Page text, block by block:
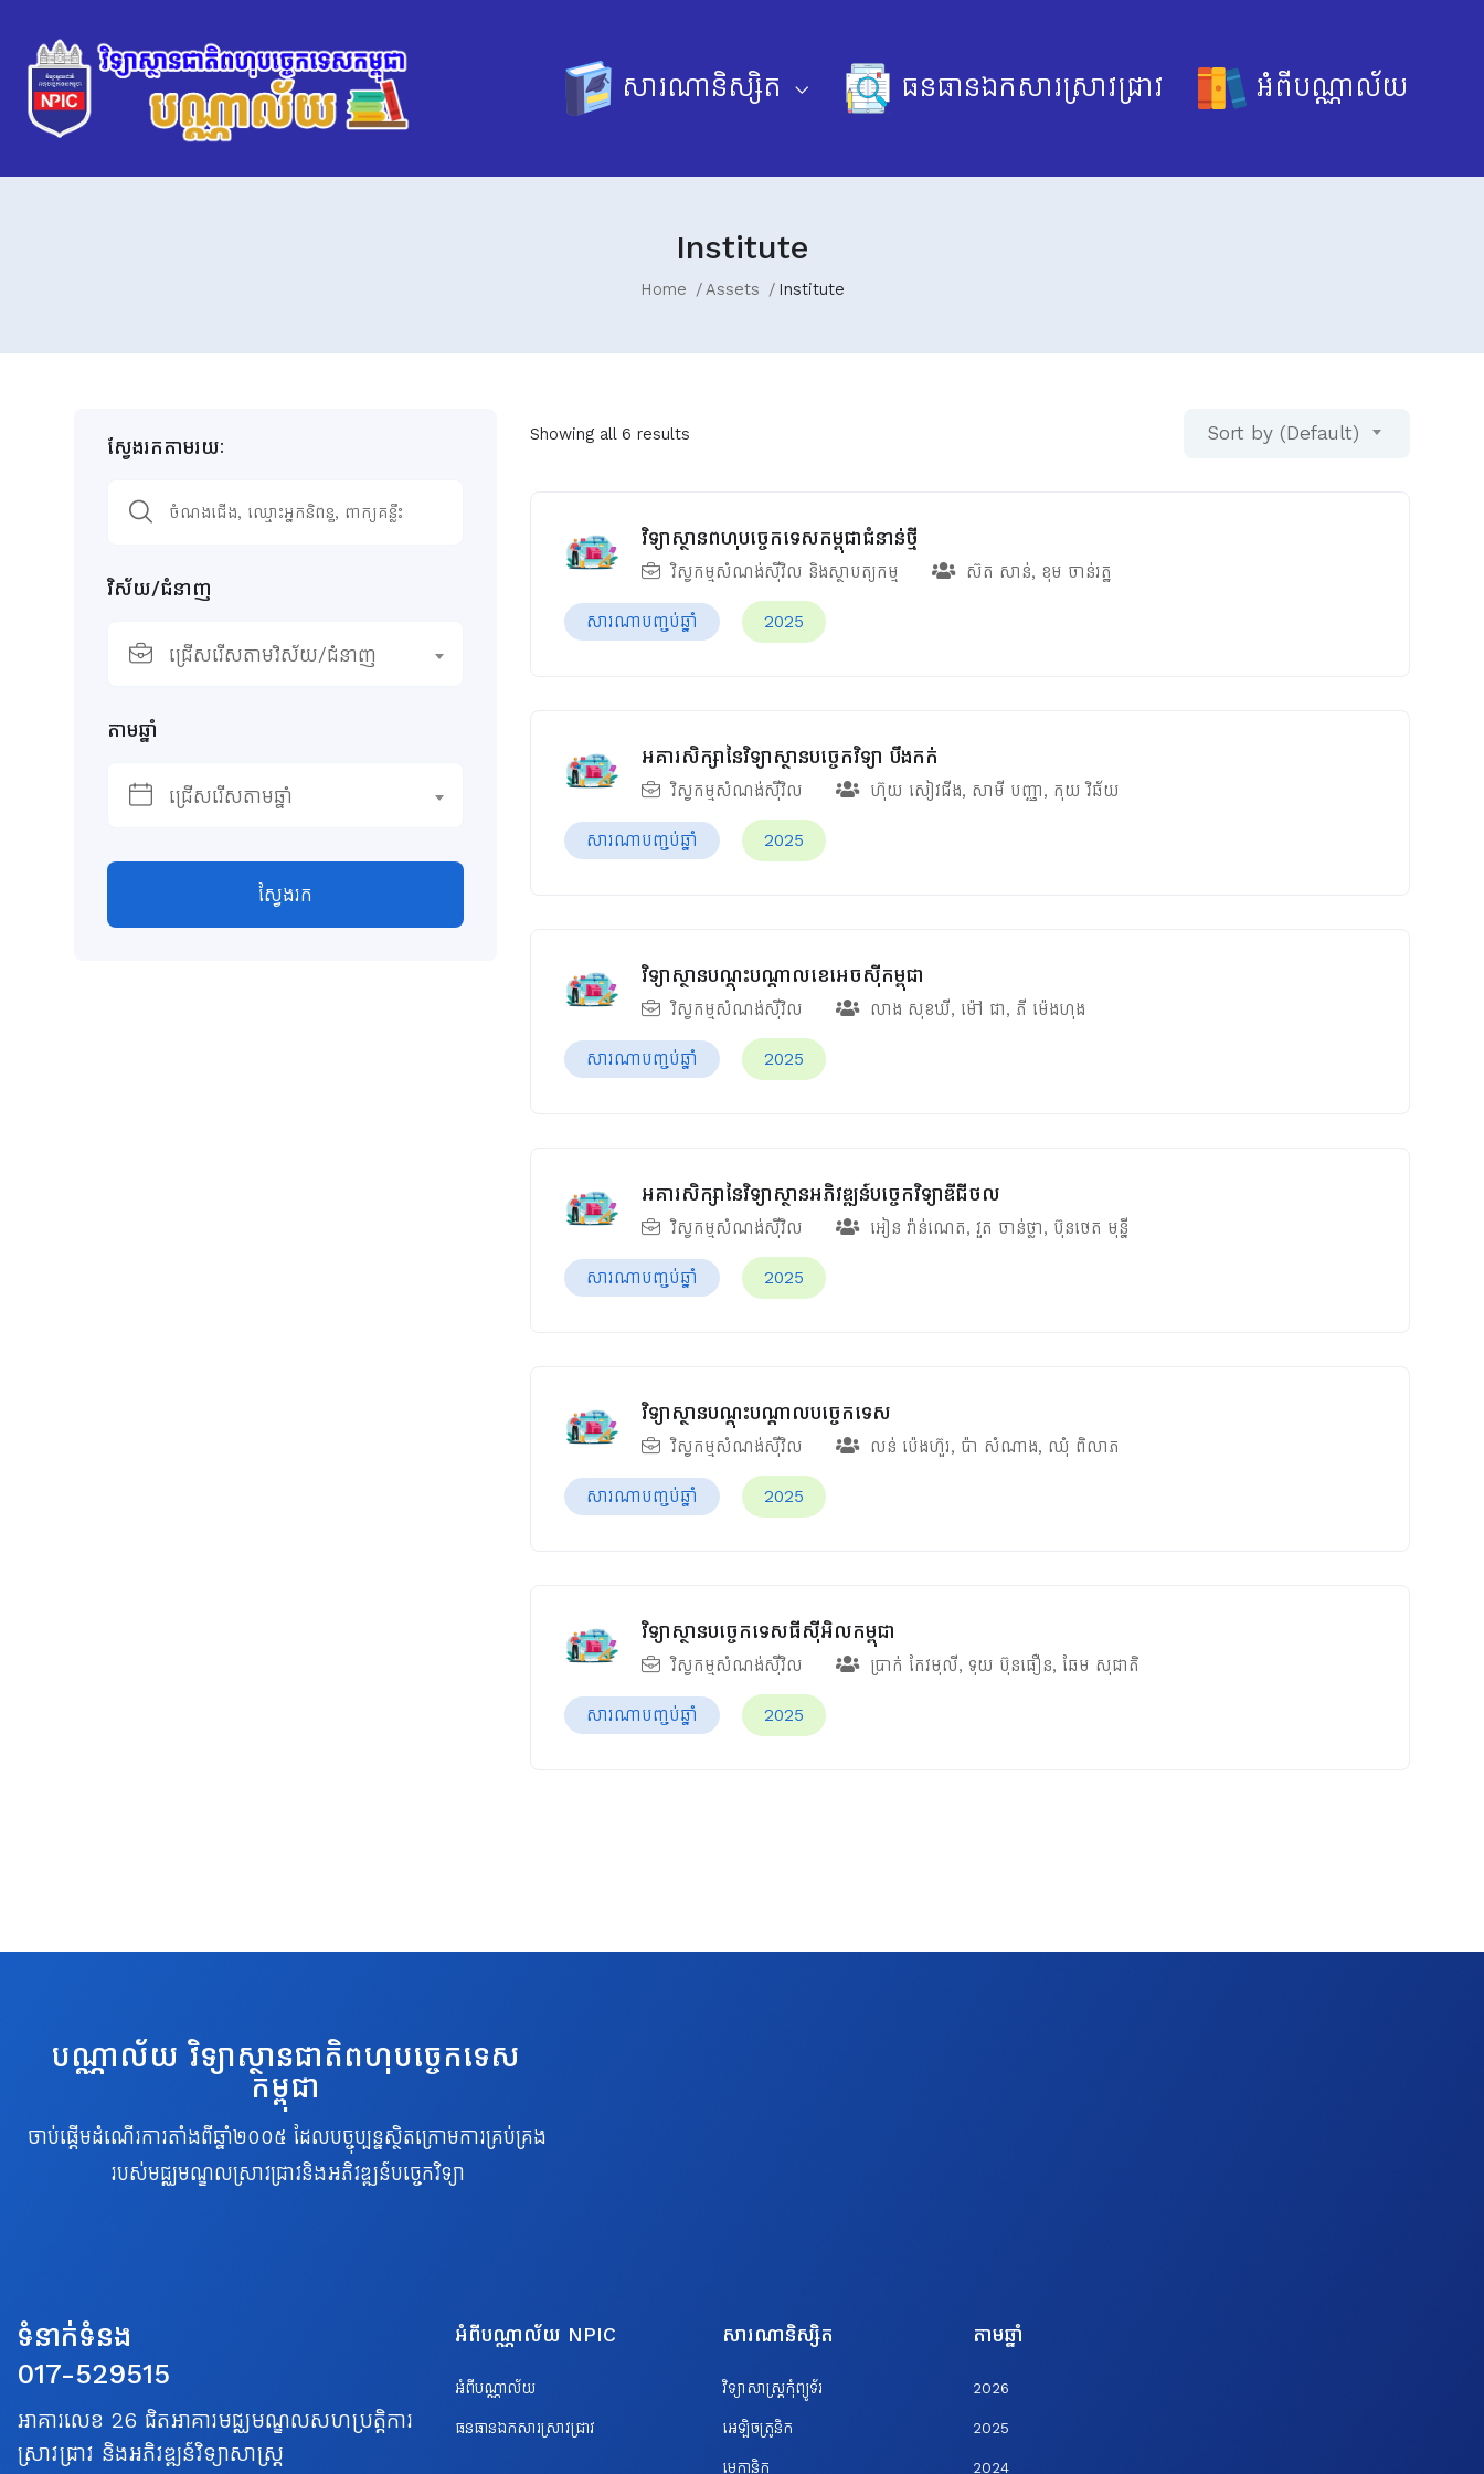
សារណានិស្សិត ធនធានឯកសារស្រាវជ្រាវ អំពីបណ្ណាល័យ
Institute
Home Assets Institute
ស្វែងរកតាមរយៈ
វិស័យ/ជំនាញ
ជ្រើសរើសតាមវិស័យ/ជំនាញ
តាមឆ្នាំ
ជ្រើសរើសតាមឆ្នាំ
ស្វែងរក
Showing all 6 results Sort by (Default)
វិទ្យាស្ថានពហុបច្ចេកទេសកម្ពុជាជំនាន់ថ្មី
វិស្វកម្មសំណង់ស៊ីវិល និងស្ថាបត្យកម្ម ស៊ត សាន់, ខុម ចាន់រត្ឋ
សារណាបញ្ចប់ឆ្នាំ 2025
អគារសិក្សានៃវិទ្យាស្ថានបច្ចេកវិទ្យា បឹងកក់
វិស្វកម្មសំណង់ស៊ីវិល ហ៊ុយ សៀវជីង, សាមី បញ្ញា, កុយ វិឆ័យ
សារណាបញ្ចប់ឆ្នាំ 2025
វិទ្យាស្ថានបណ្តុះបណ្តាលខេអេចស៊ីកម្ពុជា
វិស្វកម្មសំណង់ស៊ីវិល លាង សុខឃី, ម៉ៅ ជា, ភី ម៉េងហុង
សារណាបញ្ចប់ឆ្នាំ 2025
អគារសិក្សានៃវិទ្យាស្ថានអភិវឌ្ឍន៍បច្ចេកវិទ្យាឌីជីថល
វិស្វកម្មសំណង់ស៊ីវិល អៀន វ៉ាន់ណេត, វួត ចាន់ថ្លា, ប៊ុនថេត មុន្នី
សារណាបញ្ចប់ឆ្នាំ 2025
វិទ្យាស្ថានបណ្ដុះបណ្ដាលបច្ចេកទេស
វិស្វកម្មសំណង់ស៊ីវិល លន់ ប៉េងហ៊ួរ, ប៉ា សំណាង, ឈុំ ពិលាភ
សារណាបញ្ចប់ឆ្នាំ 2025
វិទ្យាស្ថានបច្ចេកទេសធីស៊ីអិលកម្ពុជា
វិស្វកម្មសំណង់ស៊ីវិល ប្រាក់ កែវមុលី, ទុយ​ ប៊ុនធឿន, ឆែម សុជាតិ
សារណាបញ្ចប់ឆ្នាំ 2025
បណ្ណាល័យ វិទ្យាស្ថានជាតិពហុបច្ចេកទេស
កម្ពុជា
ចាប់ផ្តើមដំណើរការតាំងពីឆ្នាំ២០០៥ ដែលបច្ចុប្បន្នស្ថិតក្រោមការគ្រប់គ្រង
របស់មជ្ឈមណ្ឌលស្រាវជ្រាវនិងអភិវឌ្ឍន៍បច្ចេកវិទ្យា
ទំនាក់ទំនង
017-529515
អាគារលេខ 26 ជិតអាគារមជ្ឈមណ្ឌលសហប្រត្តិការ
ស្រាវជ្រាវ និងអភិវឌ្ឍន៍វិទ្យាសាស្ត្រ
អំពីបណ្ណាល័យ NPIC
អំពីបណ្ណាល័យ
ធនធានឯកសារស្រាវជ្រាវ
សារណានិស្សិត
វិទ្យាសាស្ត្រកុំព្យូទ័រ
អេឡិចត្រូនិក
មេកានិក
តាមឆ្នាំ
2026
2025
2024